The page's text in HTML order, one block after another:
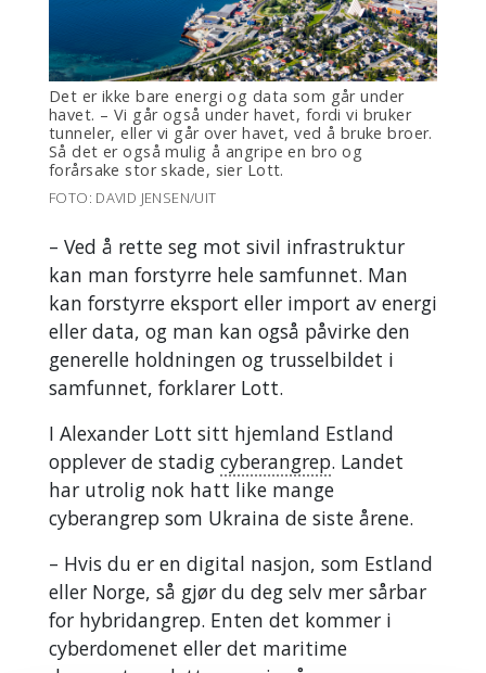
Det er ikke bare energi og data som går under
havet. – Vi går også under havet, fordi vi bruker
tunneler, eller vi går over havet, ved å bruke broer.
Så det er også mulig å angripe en bro og
forårsake stor skade, sier Lott.
FOTO: DAVID JENSEN/UIT
– Ved å rette seg mot sivil infrastruktur
kan man forstyrre hele samfunnet. Man
kan forstyrre eksport eller import av energi
eller data, og man kan også påvirke den
generelle holdningen og trusselbildet i
samfunnet, forklarer Lott.
I Alexander Lott sitt hjemland Estland
opplever de stadig cyberangrep. Landet
har utrolig nok hatt like mange
cyberangrep som Ukraina de siste årene.
– Hvis du er en digital nasjon, som Estland
eller Norge, så gjør du deg selv mer sårbar
for hybridangrep. Enten det kommer i
cyberdomenet eller det maritime